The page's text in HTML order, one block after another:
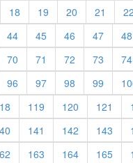
18 19 20 21 22
44 45 46 47 48
70 71 72 73 74
96 97 98 99
119 120 121
141 142 143
163 164 165